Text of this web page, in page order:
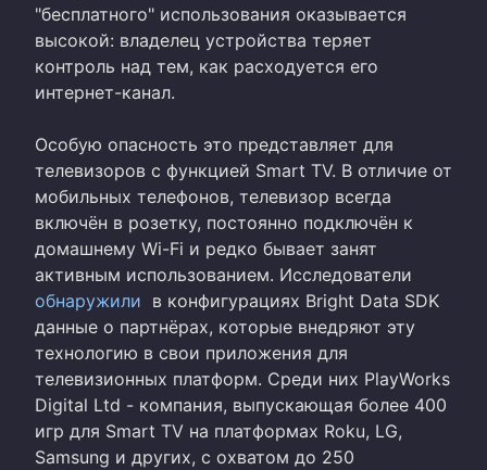
"бесплатного" использования оказывается
высокой: владелец устройства теряет
контроль над тем, как расходуется его
интернет-канал.
Особую опасность это представляет для
телевизоров с функцией Smart TV. В отличие от
мобильных телефонов, телевизор всегда
включён в розетку, постоянно подключён к
домашнему Wi-Fi и редко бывает занят
активным использованием. Исследователи
обнаружили в конфигурациях Bright Data SDK
данные о партнёрах, которые внедряют эту
технологию в свои приложения для
телевизионных платформ. Среди них PlayWorks
Digital Ltd - компания, выпускающая более 400
игр для Smart TV на платформах Roku, LG,
Samsung и других, с охватом до 250